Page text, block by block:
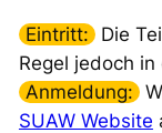
Eintritt: Die
Regel jedoch
Anmeldung:
SUAW Website